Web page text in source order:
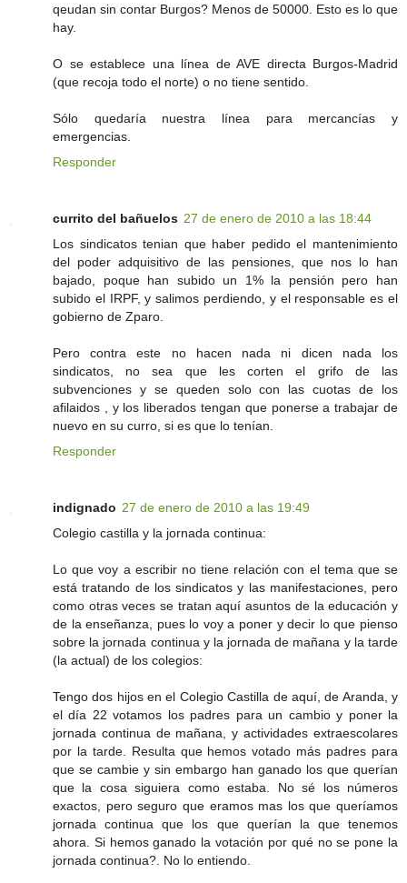
qeudan sin contar Burgos? Menos de 50000. Esto es lo que
hay.
O se establece una línea de AVE directa Burgos-Madrid
(que recoja todo el norte) o no tiene sentido.
Sólo quedaría nuestra línea para mercancías y
emergencias.
Responder
currito del bañuelos 27 de enero de 2010 a las 18:44
Los sindicatos tenian que haber pedido el mantenimiento
del poder adquisitivo de las pensiones, que nos lo han
bajado, poque han subido un 1% la pensión pero han
subido el IRPF, y salimos perdiendo, y el responsable es el
gobierno de Zparo.
Pero contra este no hacen nada ni dicen nada los
sindicatos, no sea que les corten el grifo de las
subvenciones y se queden solo con las cuotas de los
afilaidos , y los liberados tengan que ponerse a trabajar de
nuevo en su curro, si es que lo tenían.
Responder
indignado 27 de enero de 2010 a las 19:49
Colegio castilla y la jornada continua:
Lo que voy a escribir no tiene relación con el tema que se
está tratando de los sindicatos y las manifestaciones, pero
como otras veces se tratan aquí asuntos de la educación y
de la enseñanza, pues lo voy a poner y decir lo que pienso
sobre la jornada continua y la jornada de mañana y la tarde
(la actual) de los colegios:
Tengo dos hijos en el Colegio Castilla de aquí, de Aranda, y
el día 22 votamos los padres para un cambio y poner la
jornada continua de mañana, y actividades extraescolares
por la tarde. Resulta que hemos votado más padres para
que se cambie y sin embargo han ganado los que querían
que la cosa siguiera como estaba. No sé los números
exactos, pero seguro que eramos mas los que queríamos
jornada continua que los que querían la que tenemos
ahora. Si hemos ganado la votación por qué no se pone la
jornada continua?. No lo entiendo.